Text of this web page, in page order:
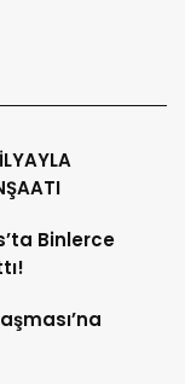
Binlerce